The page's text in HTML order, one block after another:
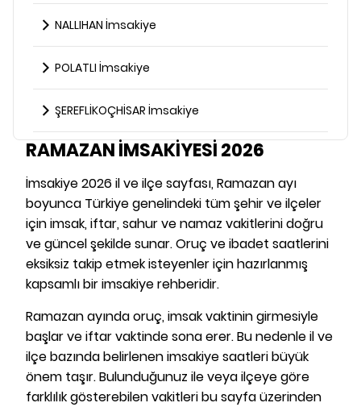
NALLIHAN İmsakiye
POLATLI İmsakiye
ŞEREFLİKOÇHİSAR İmsakiye
RAMAZAN İMSAKİYESİ 2026
İmsakiye 2026 il ve ilçe sayfası, Ramazan ayı
boyunca Türkiye genelindeki tüm şehir ve ilçeler
için imsak, iftar, sahur ve namaz vakitlerini doğru
ve güncel şekilde sunar. Oruç ve ibadet saatlerini
eksiksiz takip etmek isteyenler için hazırlanmış
kapsamlı bir imsakiye rehberidir.
Ramazan ayında oruç, imsak vaktinin girmesiyle
başlar ve iftar vaktinde sona erer. Bu nedenle il ve
ilçe bazında belirlenen imsakiye saatleri büyük
önem taşır. Bulunduğunuz ile veya ilçeye göre
farklılık gösterebilen vakitleri bu sayfa üzerinden